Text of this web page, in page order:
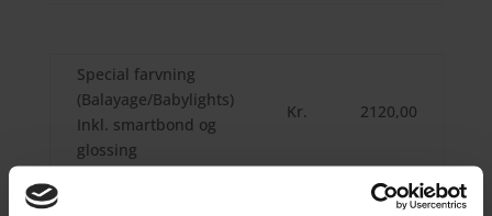
Special farvning
(Balayage/Babylights)
Inkl. smartbond og
glossing
Kr. 2120,00